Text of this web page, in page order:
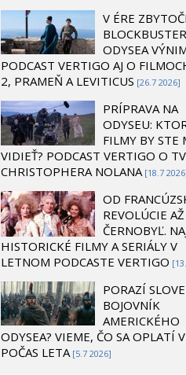
V ÉRE
ODYSEA
PODCAST VERTIGO AJ O
2, PRAMEŇ A LEVITICUS [26.7 2026]
PRÍPRAVA NA
ODYSEU:
FILMY BY STE
VIDIEŤ? PODCAST VERTIGO O
CHRISTOPHERA NOLANA [18.7
OD
REVOLÚCIE
ČERNOBYĽ.
HISTORICKÉ FILMY A SERIÁLY V
LETNOM PODCASTE VERTIGO
PORAZÍ
BOJOVNÍK
AMERICKÉHO
ODYSEA? VIEME, ČO SA OPLATÍ
POČAS LETA [5.7 2026]